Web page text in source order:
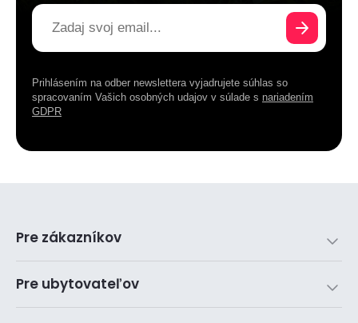
Prihlásením na odber newslettera vyjadrujete súhlas so
spracovaním Vašich osobných udajov v súlade s nariadením
GDPR
Pre zákazníkov
Pre ubytovateľov